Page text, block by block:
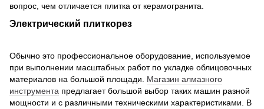
вопрос, чем отличается плитка от керамогранита.
Электрический плиткорез
Обычно это профессиональное оборудование, используемое
при выполнении масштабных работ по укладке облицовочных
материалов на большой площади. Магазин алмазного
инструмента предлагает большой выбор таких машин разной
мощности и с различными техническими характеристиками. В